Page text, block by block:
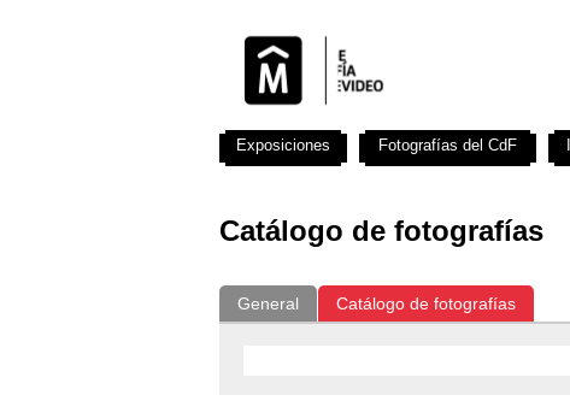
Catálogo de fotografías
General Catálogo de fotografías
Exposiciones Fotografías del CdF